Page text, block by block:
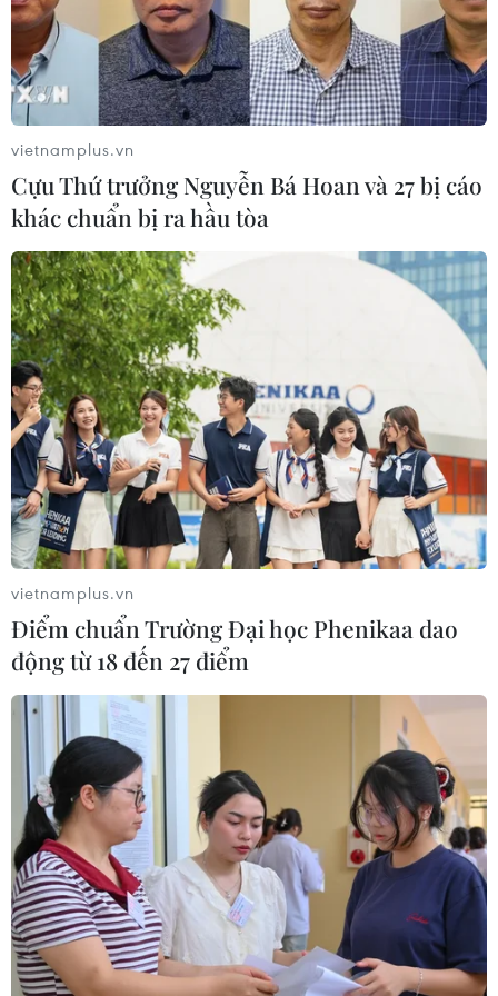
Microsoft vượt Apple trở thành công ty có
giá trị nhất ở Mỹ
24/11/2018 22:38
Microsoft đã trở thành công ty có giá trị nhất ở Mỹ với
753,3 tỷ USD giá trị vốn hóa thị trường, khi lần đầu tiên
vượt qua Apple kể từ năm 2010.
Google bị kiện theo dõi đi lại của hàng
triệu người dùng châu Âu
27/11/2018 15:17
Các tổ chức bảo vệ người tiêu dùng ở Hà Lan, Ba Lan
và năm nước EU khác đã yêu cầu cơ quan chức năng
hành động chống lại Google với bị cáo buộc theo dõi
hoạt động đi lại của hàng triệu người dùng.
vietnamplus.vn
Cựu Thứ trưởng Nguyễn Bá Hoan và 27 bị cáo
khác chuẩn bị ra hầu tòa
vietnamplus.vn
Điểm chuẩn Trường Đại học Phenikaa dao
động từ 18 đến 27 điểm